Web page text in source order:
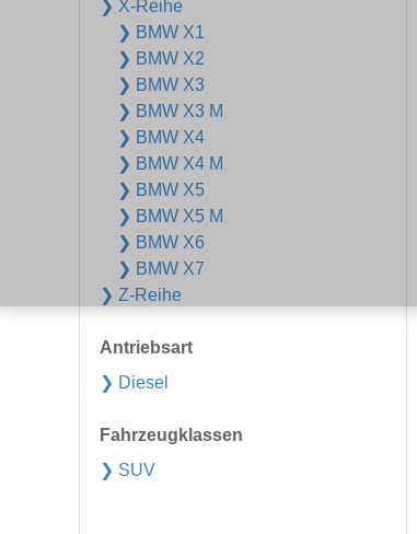
❯ X-Reihe
❯ BMW X1
❯ BMW X2
❯ BMW X3
❯ BMW X3 M
❯ BMW X4
❯ BMW X4 M
❯ BMW X5
❯ BMW X5 M
❯ BMW X6
❯ BMW X7
❯ Z-Reihe
Antriebsart
❯ Diesel
Fahrzeugklassen
❯ SUV